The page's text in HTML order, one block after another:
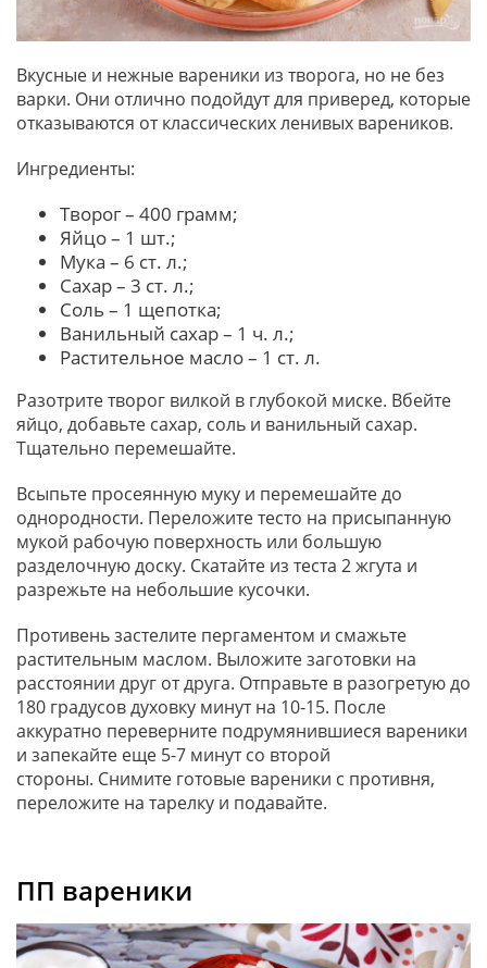
Вкусные и нежные вареники из творога, но не без
варки. Они отлично подойдут для приверед, которые
отказываются от классических ленивых вареников.
Ингредиенты:
Творог – 400 грамм;
Яйцо – 1 шт.;
Мука – 6 ст. л.;
Сахар – 3 ст. л.;
Соль – 1 щепотка;
Ванильный сахар – 1 ч. л.;
Растительное масло – 1 ст. л.
Разотрите творог вилкой в глубокой миске. Вбейте
яйцо, добавьте сахар, соль и ванильный сахар.
Тщательно перемешайте.
Всыпьте просеянную муку и перемешайте до
однородности. Переложите тесто на присыпанную
мукой рабочую поверхность или большую
разделочную доску. Скатайте из теста 2 жгута и
разрежьте на небольшие кусочки.
Противень застелите пергаментом и смажьте
растительным маслом. Выложите заготовки на
расстоянии друг от друга. Отправьте в разогретую до
180 градусов духовку минут на 10-15. После
аккуратно переверните подрумянившиеся вареники
и запекайте еще 5-7 минут со второй
стороны. Снимите готовые вареники с противня,
переложите на тарелку и подавайте.
ПП вареники